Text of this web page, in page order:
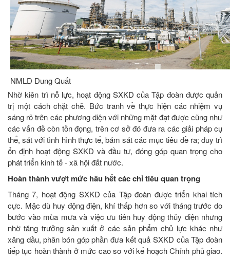
NMLD Dung Quất
Nhờ kiên trì nỗ lực, hoạt động SXKD của Tập đoàn được quản
trị một cách chặt chẽ. Bức tranh về thực hiện các nhiệm vụ
sáng rõ trên các phương diện với những mặt đạt được cũng như
các vấn đề còn tồn đọng, trên cơ sở đó đưa ra các giải pháp cụ
thể, sát với tình hình thực tế, bám sát các mục tiêu đề ra; duy trì
ổn định hoạt động SXKD và đầu tư, đóng góp quan trọng cho
phát triển kinh tế - xã hội đất nước.
Hoàn thành vượt mức hầu hết các chỉ tiêu quan trọng
Tháng 7, hoạt động SXKD của Tập đoàn được triển khai tích
cực. Mặc dù huy động điện, khí thấp hơn so với tháng trước do
bước vào mùa mưa và việc ưu tiên huy động thủy điện nhưng
nhờ tăng trưởng sản xuất ở các sản phẩm chủ lực khác như
xăng dầu, phân bón góp phần đưa kết quả SXKD của Tập đoàn
tiếp tục hoàn thành ở mức cao so với kế hoạch Chính phủ giao.